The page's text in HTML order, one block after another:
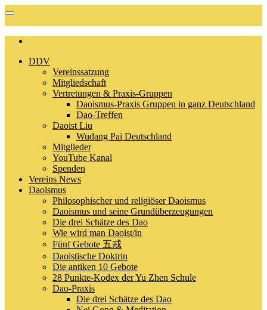
DDV
Vereinssatzung
Mitgliedschaft
Vertretungen & Praxis-Gruppen
Daoismus-Praxis Gruppen in ganz Deutschland
Dao-Treffen
Daoist Liu
Wudang Pai Deutschland
Mitglieder
YouTube Kanal
Spenden
Vereins News
Daoismus
Philosophischer und religiöser Daoismus
Daoismus und seine Grundüberzeugungen
Die drei Schätze des Dao
Wie wird man Daoist/in
Fünf Gebote 五戒
Daoistische Doktrin
Die antiken 10 Gebote
28 Punkte-Kodex der Yu Zhen Schule
Dao-Praxis
Die drei Schätze des Dao